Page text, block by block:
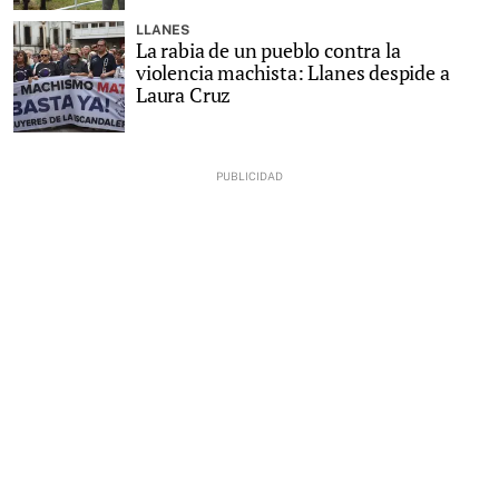
LLANES
La rabia de un pueblo contra la
violencia machista: Llanes despide a
Laura Cruz